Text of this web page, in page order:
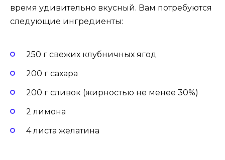
время удивительно вкусный. Вам потребуются
следующие ингредиенты:
250 г свежих клубничных ягод
200 г сахара
200 г сливок (жирностью не менее 30%)
2 лимона
4 листа желатина